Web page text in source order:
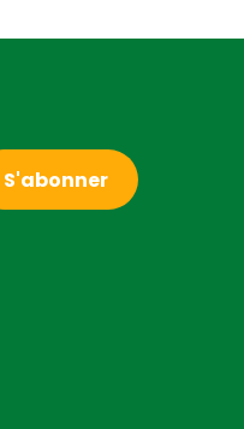
S'abonner